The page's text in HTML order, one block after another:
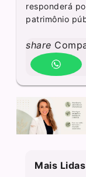
responderá
patrimônio
share
Mais Lidas